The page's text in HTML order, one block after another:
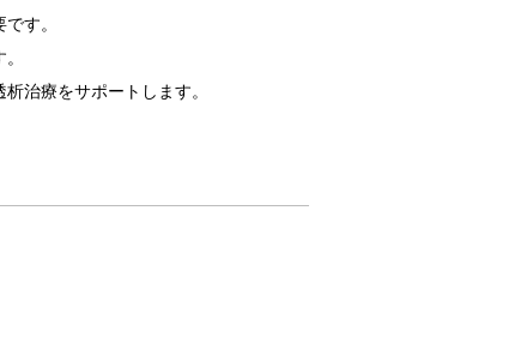
す。
治療をサポートします。